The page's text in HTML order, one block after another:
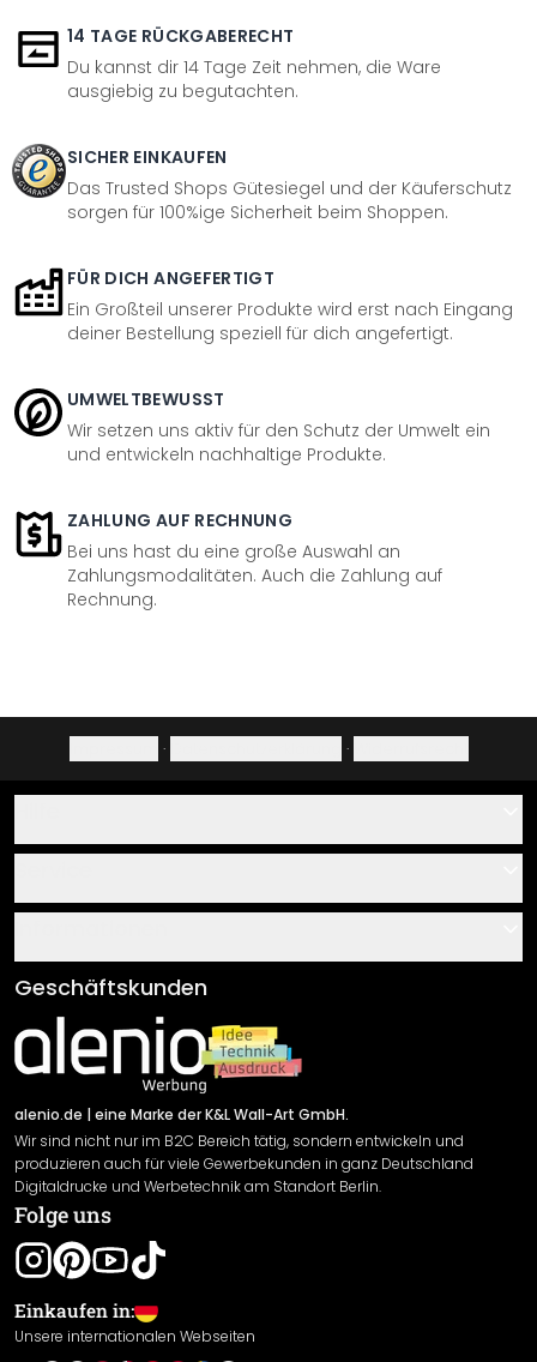
14 TAGE RÜCKGABERECHT
Du kannst dir 14 Tage Zeit nehmen, die Ware
ausgiebig zu begutachten.
SICHER EINKAUFEN
Das Trusted Shops Gütesiegel und der Käuferschutz
sorgen für 100%ige Sicherheit beim Shoppen.
FÜR DICH ANGEFERTIGT
Ein Großteil unserer Produkte wird erst nach Eingang
deiner Bestellung speziell für dich angefertigt.
UMWELTBEWUSST
Wir setzen uns aktiv für den Schutz der Umwelt ein
und entwickeln nachhaltige Produkte.
ZAHLUNG AUF RECHNUNG
Bei uns hast du eine große Auswahl an
Zahlungsmodalitäten. Auch die Zahlung auf
Rechnung.
· ·
Über uns
Klebe- und Montageanleitungen
Newsletter An-/Abmeldung
Sendungsverfolgung
AGB
Impressum
Versand & Zahlung
Rücksendung
Widerrufsrecht
Datenschutzerklärung
Gewährleistung
Leistungserklärung / CE-Zeichen
Cookie Einstellungen
Geschäftskunden
alenio.de | eine Marke der K&L Wall-Art GmbH.
Wir sind nicht nur im B2C Bereich tätig, sondern entwickeln und
produzieren auch für viele Gewerbekunden in ganz Deutschland
Digitaldrucke und Werbetechnik am Standort Berlin.
Folge uns
Einkaufen in:
Unsere internationalen Webseiten